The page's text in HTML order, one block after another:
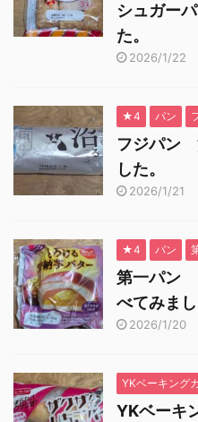
シュガー
た。
2026/1/22
★4 パン
フジパン
した。
2026/1/21
★4 パン
第一パン
べてみまし
2026/1/20
YKベーキング
YKベーキ